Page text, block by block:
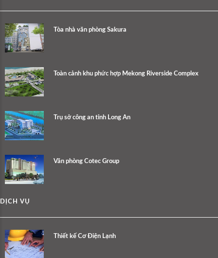
Tòa nhà văn phòng Sakura
Toàn cảnh khu phức hợp Mekong Riverside Complex
Trụ sở công an tỉnh Long An
Văn phòng Cotec Group
DỊCH VỤ
Thiết kế Cơ Điện Lạnh